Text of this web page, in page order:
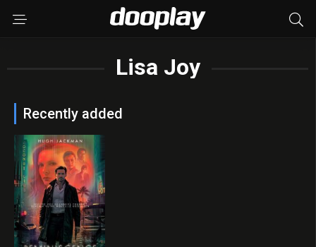
Lisa Joy
Recently added